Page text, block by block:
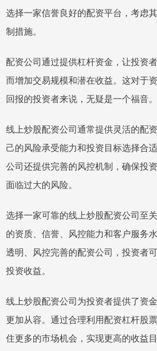
选择一家信誉良好的配资平台，考虑
制措施。
配资公司通过提供杠杆资金，让投资
而增加交易规模和潜在收益。这对于
回报的投资者来说，无疑是一个福音。
线上炒股配资公司通常提供灵活的配
己的风险承受能力和投资目标选择合
公司还提供完善的风控机制，确保投
面临过大的风险。
选择一家可靠的线上炒股配资公司至
的资质、信誉、风控能力和客户服务
透明、风控完善的配资公司，投资者
投资收益。
线上炒股配资公司为投资者提供了资
更加从容。通过合理利用配资杠杆股
住更多的市场机会，实现更高的收益目